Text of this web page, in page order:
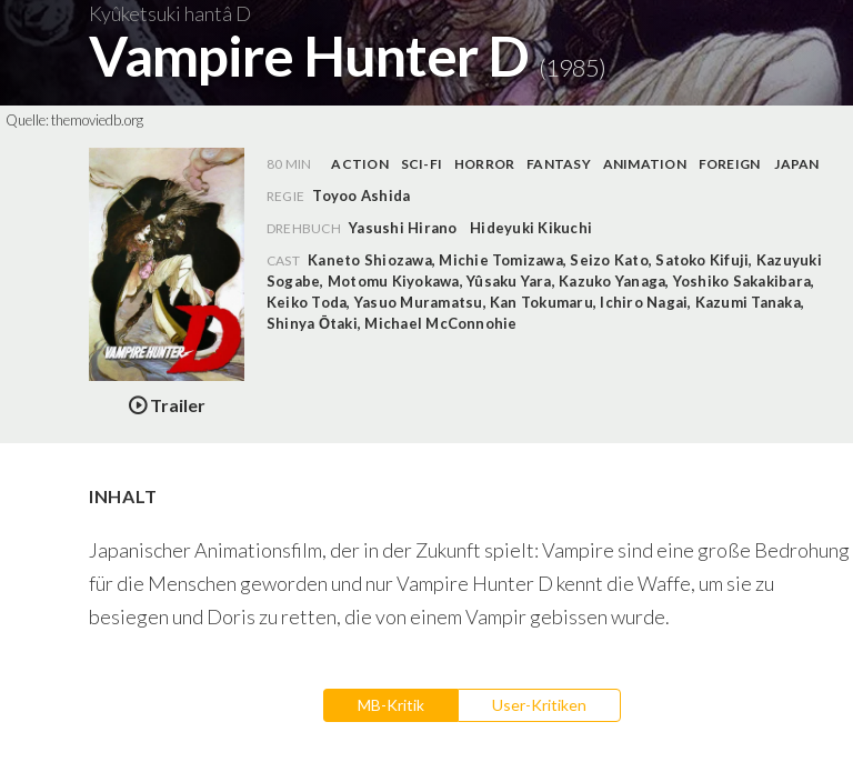
Kyûketsuki hantâ D
Vampire Hunter D(1985)
Quelle:themoviedb.org
Trailer
80 MIN ACTION SCI-FI HORROR FANTASY ANIMATION FOREIGN
JAPAN
REGIE Toyoo Ashida
DREHBUCH Yasushi Hirano Hideyuki Kikuchi
CAST Kaneto Shiozawa, Michie Tomizawa,Seizo Kato,Satoko Kifuji, Kazuyuki
Sogabe, Motomu Kiyokawa,Yûsaku Yara, Kazuko Yanaga,Yoshiko Sakakibara,
Keiko Toda,Yasuo Muramatsu, Kan Tokumaru, Ichiro Nagai, Kazumi Tanaka,
Shinya Ōtaki, Michael McConnohie
INHALT
Japanischer Animationsfilm, der in der Zukunft spielt: Vampire sind eine große Bedrohung
für die Menschen geworden und nur Vampire Hunter D kennt die Waffe, um sie zu
besiegen und Doris zu retten, die von einem Vampir gebissen wurde.
MB-Kritik User-Kritiken